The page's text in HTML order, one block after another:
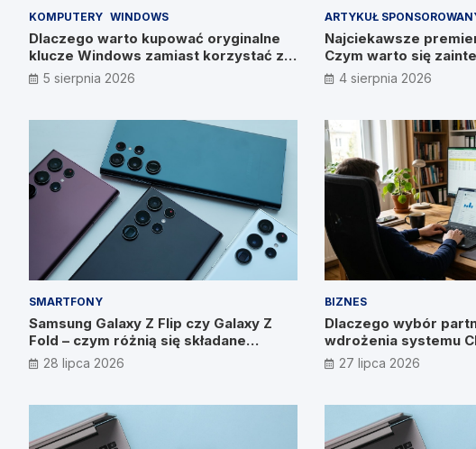
KOMPUTERY WINDOWS
Dlaczego warto kupować oryginalne
klucze Windows zamiast korzystać z
nieautoryzowanych źródeł?
5 sierpnia 2026
ARTYKUŁ
Najciekawsze
Czym warto się
4 sierpnia 2026
SMARTFONY
Samsung Galaxy Z Flip czy Galaxy Z
Fold – czym różnią się składane
smartfony?
28 lipca 2026
BIZNES
Dlaczego wybór
wdrożenia systemu
wyniku? Wywiad z
Prymakowskim, CEO
27 lipca 2026